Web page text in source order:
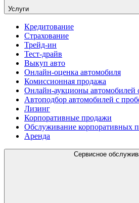
Услуги
Кредитование
Страхование
Трейд-ин
Тест-драйв
Выкуп авто
Онлайн-оценка автомобиля
Комиссионная продажа
Онлайн-аукционы автомобилей
Автоподбор автомобилей с
Лизинг
Корпоративные продажи
Обслуживание корпоративных
Аренда
Сервисное